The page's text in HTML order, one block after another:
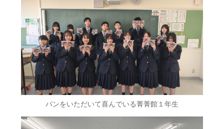
パンをいただいて喜んでいる菁菁館１年生